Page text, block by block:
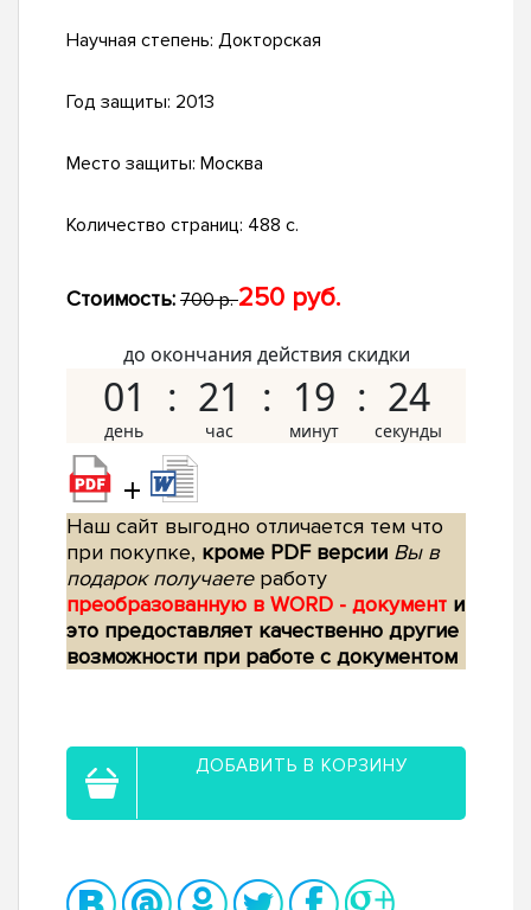
Научная степень: Докторская
Год защиты: 2013
Место защиты: Москва
Количество страниц: 488 с.
Стоимость: 700 р.250 руб.
до окончания действия скидки
01 21 19 23
+
Наш сайт выгодно отличается тем что
при покупке, кроме PDF версии Вы в
подарок получаетеработу
преобразованную в WORD - документ и
это предоставляет качественно другие
возможности при работе с документом
ДОБАВИТЬ В КОРЗИНУ